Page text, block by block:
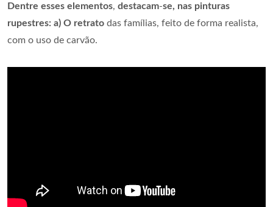
Dentre esses elementos, destacam-se, nas pinturas
rupestres: a) O retrato das famílias, feito de forma realista,
com o uso de carvão.